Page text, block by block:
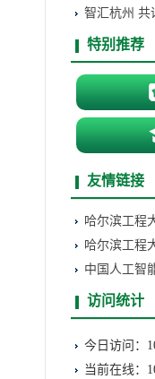
智汇杭州 共
特别推荐
友情链接
哈尔滨工程
哈尔滨工程
中国人工智
访问统计
今日访问：
当前在线：